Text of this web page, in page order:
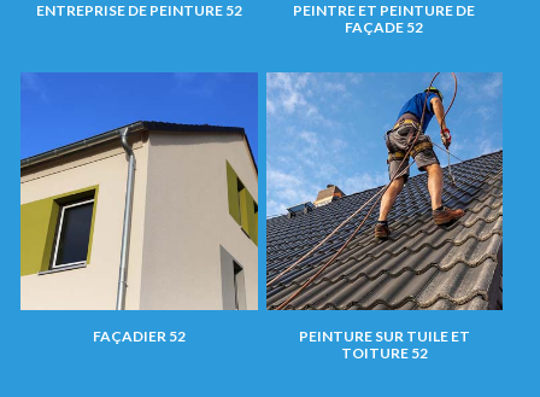
ENTREPRISE DE PEINTURE 52
PEINTRE ET PEINTURE DE
FAÇADE 52
FAÇADIER 52
PEINTURE SUR TUILE ET
TOITURE 52